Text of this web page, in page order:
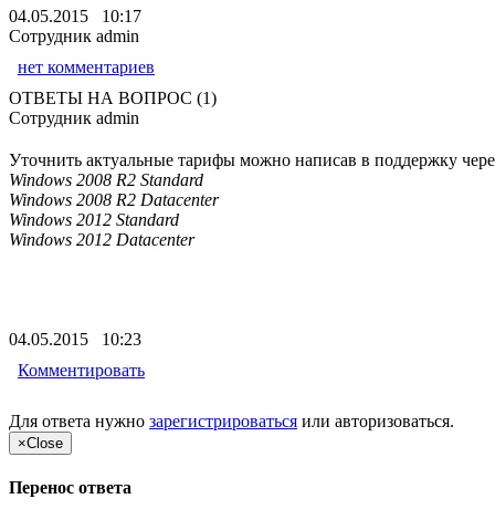
04.05.2015 10:17
Сотрудник admin
нет комментариев
ОТВЕТЫ НА ВОПРОС (1)
Сотрудник admin
Уточнить актуальные тарифы можно написав в поддержку
Windows 2008 R2 Standard
Windows 2008 R2 Datacenter
Windows 2012 Standard
Windows 2012 Datacenter
04.05.2015 10:23
Комментировать
Для ответа нужно зарегистрироваться или авторизоваться.
×Close
Перенос ответа